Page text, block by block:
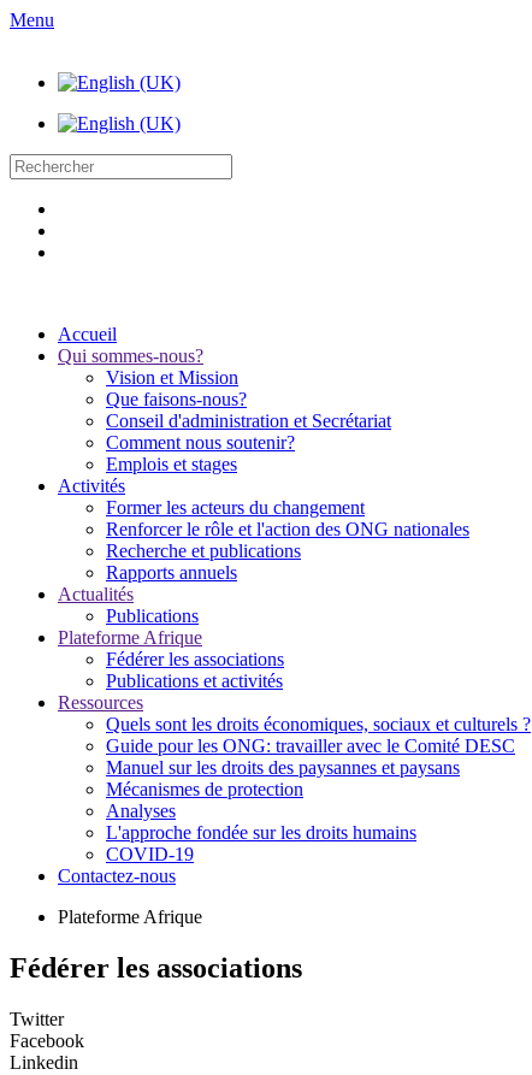
Menu
Accueil
Qui sommes-nous?
Vision et Mission
Que faisons-nous?
Conseil d'administration et Secrétariat
Comment nous soutenir?
Emplois et stages
Activités
Former les acteurs du changement
Renforcer le rôle et l'action des ONG nationales
Recherche et publications
Rapports annuels
Actualités
Publications
Plateforme Afrique
Fédérer les associations
Publications et activités
Ressources
Quels sont les droits économiques, sociaux et culturels ?
Guide pour les ONG: travailler avec le Comité DESC
Manuel sur les droits des paysannes et paysans
Mécanismes de protection
Analyses
L'approche fondée sur les droits humains
COVID-19
Contactez-nous
Plateforme Afrique
Fédérer les associations
Twitter
Facebook
Linkedin